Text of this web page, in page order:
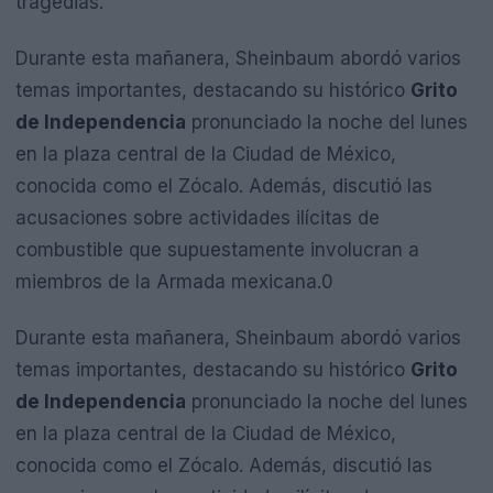
Durante esta mañanera, Sheinbaum abordó varios
temas importantes, destacando su histórico Grito
de Independencia pronunciado la noche del lunes
en la plaza central de la Ciudad de México,
conocida como el Zócalo. Además, discutió las
acusaciones sobre actividades ilícitas de
combustible que supuestamente involucran a
miembros de la Armada mexicana.0
Durante esta mañanera, Sheinbaum abordó varios
temas importantes, destacando su histórico Grito
de Independencia pronunciado la noche del lunes
en la plaza central de la Ciudad de México,
conocida como el Zócalo. Además, discutió las